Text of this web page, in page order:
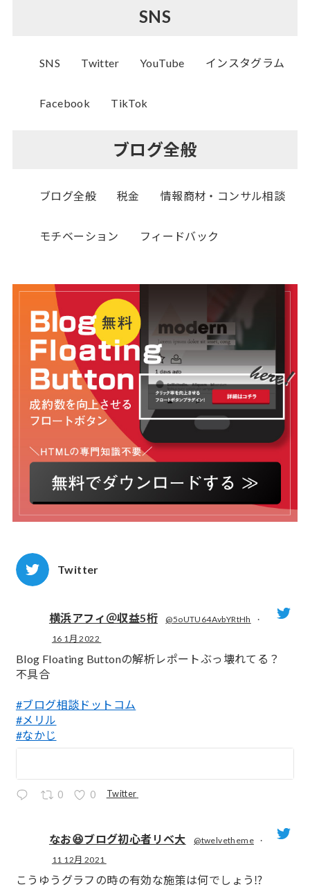
SNS
SNS Twitter YouTube インスタグラム
Facebook TikTok
ブログ全般
ブログ全般 税金 情報商材・コンサル相談
モチベーション フィードバック
Twitter
横浜アフィ＠収益5桁 @5oUTU64AvbYRtHh
·
16 1月 2022
Blog Floating Buttonの解析レポートぶっ壊れてる？
不具合
#ブログ相談ドットコム
#メリル
#なかじ
0 0 Twitter
なお😆ブログ初心者リベ大 @twelvetheme
·
11 12月 2021
こうゆうグラフの時の有効な施策は何でしょう⁉️